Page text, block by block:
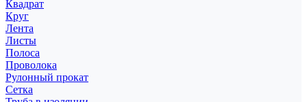
Квадрат
Круг
Лента
Листы
Полоса
Проволока
Рулонный прокат
Сетка